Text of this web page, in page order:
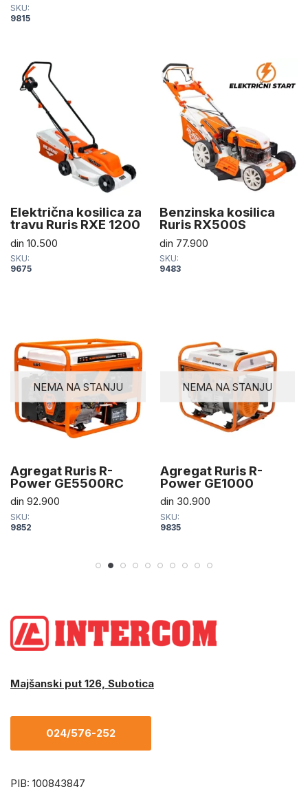
SKU:
9815
Električna kosilica za
travu Ruris RXE 1200
din 10.500
SKU:
9675
Benzinska kosilica
Ruris RX500S
din 77.900
SKU:
9483
NEMA NA STANJU
Agregat Ruris R-
Power GE5500RC
din 92.900
SKU:
9852
NEMA NA STANJU
Agregat Ruris R-
Power GE1000
din 30.900
SKU:
9835
Majšanski put 126, Subotica
024/576-252
PIB: 100843847